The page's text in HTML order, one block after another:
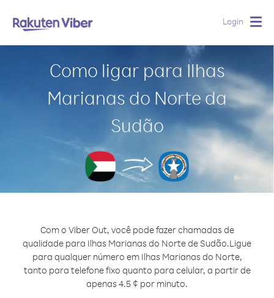
Login
Como ligar para Ilhas
Marianas do Norte da
Sudão
Com o Viber Out, você pode fazer chamadas de
qualidade para Ilhas Marianas do Norte de Sudão.Ligue
para qualquer número em Ilhas Marianas do Norte,
tanto para telefone fixo quanto para celular, a partir de
apenas 4.5 ¢ por minuto.